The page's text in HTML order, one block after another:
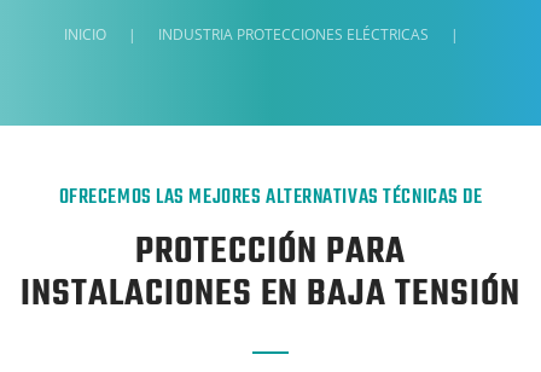
INICIO | INDUSTRIA PROTECCIONES ELÉCTRICAS |
OFRECEMOS LAS MEJORES ALTERNATIVAS TÉCNICAS DE
PROTECCIÓN PARA
INSTALACIONES EN BAJA TENSIÓN